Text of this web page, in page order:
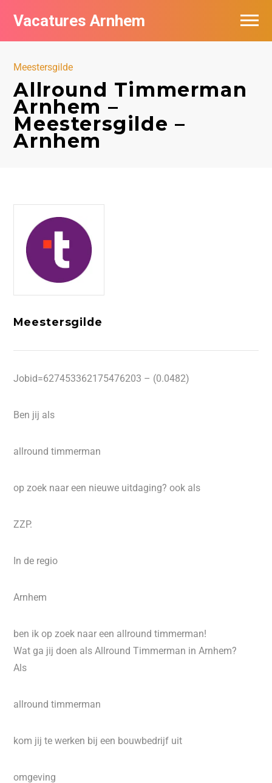
Vacatures Arnhem
Meestersgilde
Allround Timmerman
Arnhem –
Meestersgilde –
Arnhem
Meestersgilde
Jobid=627453362175476203 – (0.0482)
Ben jij als
allround timmerman
op zoek naar een nieuwe uitdaging? ook als
ZZP.
In de regio
Arnhem
ben ik op zoek naar een allround timmerman!
Wat ga jij doen als Allround Timmerman in Arnhem?
Als
allround timmerman
kom jij te werken bij een bouwbedrijf uit
omgeving
Vacatures per bedrijf in Arnhem
Nieuwsbrief feed